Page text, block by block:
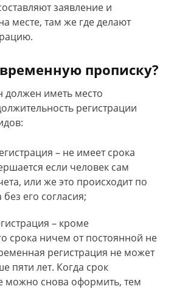
заявление и
месте, там же где делают
прописку?
иметь место
регистрации
– не имеет срока
если человек сам
или же это происходит по
его согласия;
– кроме
срока ничем от постоянной не
регистрация не может
пяти лет. Когда срок
можно снова оформить, тем